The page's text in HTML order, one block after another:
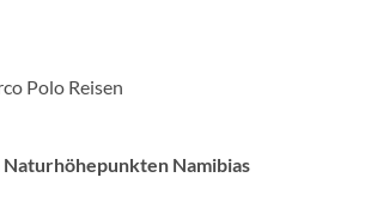
Polo Reisen
Naturhöhepunkten Namibias